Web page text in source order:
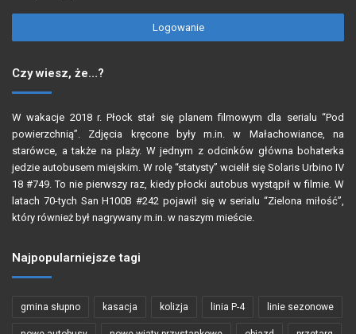
Logowanie
Czy wiesz, że…?
W wakacje 2018 r. Płock stał się planem filmowym dla serialu “Pod
powierzchnią”. Zdjęcia kręcone były m.in. w Małachowiance, na
starówce, a także na plaży. W jednym z odcinków główna bohaterka
jedzie autobusem miejskim. W rolę “statysty” wcielił się Solaris Urbino IV
18 #749. To nie pierwszy raz, kiedy płocki autobus wystąpił w filmie. W
latach 70-tych San H100B #242 pojawił się w serialu “Zielona miłość”,
który również był nagrywany m.in. w naszym mieście.
Najpopularniejsze tagi
gmina słupno kasacja kolizja linia P-4 linie sezonowe